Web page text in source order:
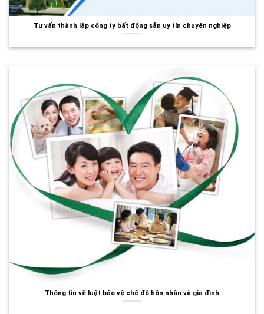
Tư vấn thành lập công ty bất động sản uy tín chuyên nghiệp
Thông tin về luật bảo vệ chế độ hôn nhân và gia đình